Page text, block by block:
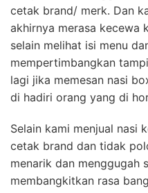
cetak brand/ merk. Dan
akhirnya merasa kecewa
selain melihat isi menu
mempertimbangkan
lagi jika memesan nasi
di hadiri orang yang di
Selain kami menjual nasi
cetak brand dan tidak
menarik dan menggugah
membangkitkan rasa